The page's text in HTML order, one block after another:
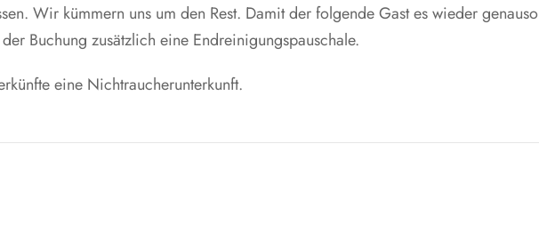
Wir kümmern uns um den Rest. Damit der folgende Gast es wieder genauso
Buchung zusätzlich eine Endreinigungspauschale.
eine Nichtraucherunterkunft.